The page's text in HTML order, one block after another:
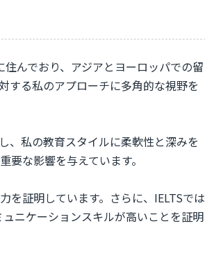
んでおり、アジアとヨーロッパでの留
する私のアプローチに多角的な視野を
、私の教育スタイルに柔軟性と深みを
な影響を与えています。
を証明しています。さらに、IELTSでは
ニケーションスキルが高いことを証明